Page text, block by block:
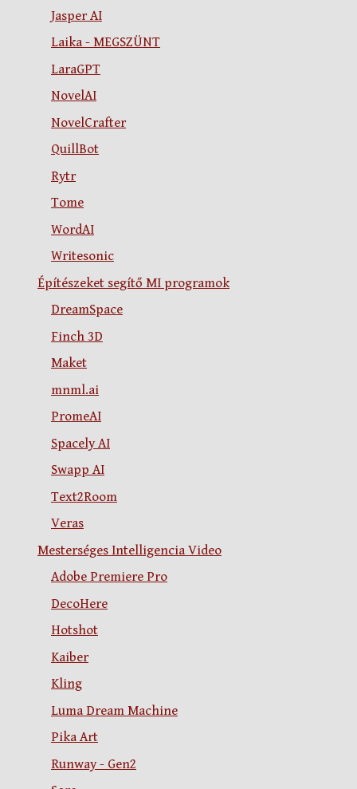
Jasper AI
Laika - MEGSZÜNT
LaraGPT
NovelAI
NovelCrafter
QuillBot
Rytr
Tome
WordAI
Writesonic
Építészeket segítő MI programok
DreamSpace
Finch 3D
Maket
mnml.ai
PromeAI
Spacely AI
Swapp AI
Text2Room
Veras
Mesterséges Intelligencia Video
Adobe Premiere Pro
DecoHere
Hotshot
Kaiber
Kling
Luma Dream Machine
Pika Art
Runway - Gen2